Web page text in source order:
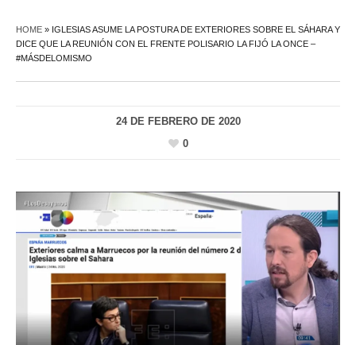
HOME » IGLESIAS ASUME LA POSTURA DE EXTERIORES SOBRE EL SÁHARA Y
DICE QUE LA REUNIÓN CON EL FRENTE POLISARIO LA FIJÓ LA ONCE –
#MÁSDELOMISMO
24 DE FEBRERO DE 2020
0